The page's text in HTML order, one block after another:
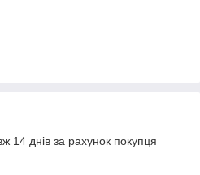
14 днів за рахунок покупця